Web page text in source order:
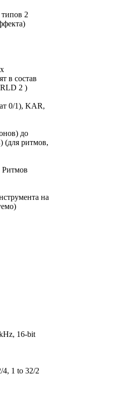
2
в состав
2 )
0/1), KAR,
до
(для ритмов,
на
16-bit
1 to 32/2